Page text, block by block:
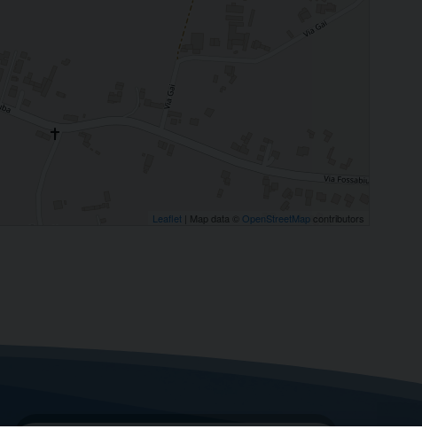
Leaflet | Map data © OpenStreetMap contributors